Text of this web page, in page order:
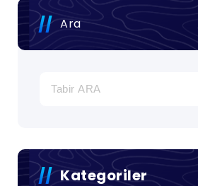
Ara
Kategoriler